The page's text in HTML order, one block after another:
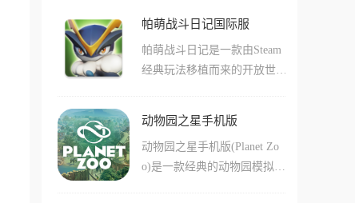
船体规模,最终成为风靡全球
舱，你每合成11个当前时代的
新的时代。
士、法师、牧师、猎人等职业
体系，游戏一开始会直接开启
全英雄收集模式，你将作为指
过随从放置与职业技能的连
帕萌战斗日记国际服
帕萌战斗日记是一款由Steam
经典玩法移植而来的开放世界
上，生存着数百种能力独特的
生物，你需要从砍树搭桥开
始，利用各种捕捉瓶来收服帕
动物园之星手机版
动物园之星手机版(Planet Zo
o)是一款经典的动物园模拟经